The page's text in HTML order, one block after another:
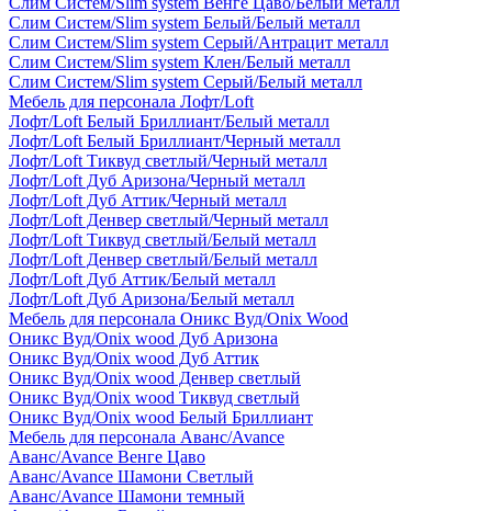
Слим Систем/Slim system Белый/Белый металл
Слим Систем/Slim system Серый/Антрацит металл
Слим Систем/Slim system Клен/Белый металл
Слим Систем/Slim system Серый/Белый металл
Мебель для персонала Лофт/Loft
Лофт/Loft Белый Бриллиант/Белый металл
Лофт/Loft Белый Бриллиант/Черный металл
Лофт/Loft Тиквуд светлый/Черный металл
Лофт/Loft Дуб Аризона/Черный металл
Лофт/Loft Дуб Аттик/Черный металл
Лофт/Loft Денвер светлый/Черный металл
Лофт/Loft Тиквуд светлый/Белый металл
Лофт/Loft Денвер светлый/Белый металл
Лофт/Loft Дуб Аттик/Белый металл
Лофт/Loft Дуб Аризона/Белый металл
Мебель для персонала Оникс Вуд/Onix Wood
Оникс Вуд/Onix wood Дуб Аризона
Оникс Вуд/Onix wood Дуб Аттик
Оникс Вуд/Onix wood Денвер светлый
Оникс Вуд/Onix wood Тиквуд светлый
Оникс Вуд/Onix wood Белый Бриллиант
Мебель для персонала Аванс/Avance
Аванс/Avance Венге Цаво
Аванс/Avance Шамони Светлый
Аванс/Avance Шамони темный